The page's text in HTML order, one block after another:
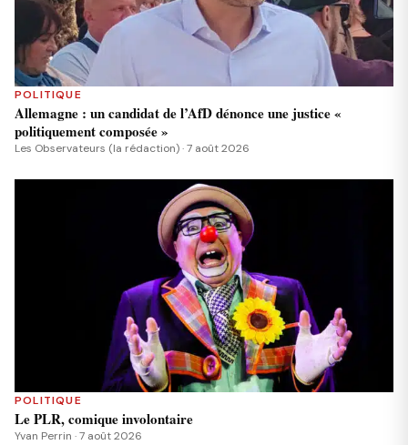
POLITIQUE
Allemagne : un candidat de l’AfD dénonce une justice «
politiquement composée »
Les Observateurs (la rédaction) · 7 août 2026
POLITIQUE
Le PLR, comique involontaire
Yvan Perrin · 7 août 2026